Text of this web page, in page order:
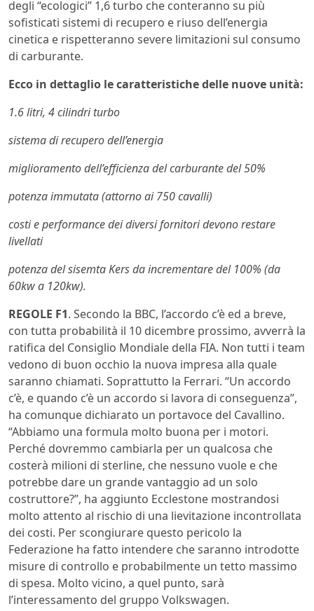
degli “ecologici” 1,6 turbo che conteranno su più
sofisticati sistemi di recupero e riuso dell’energia
cinetica e rispetteranno severe limitazioni sul consumo
di carburante.
Ecco in dettaglio le caratteristiche delle nuove unità:
1.6 litri, 4 cilindri turbo
sistema di recupero dell’energia
miglioramento dell’efficienza del carburante del 50%
potenza immutata (attorno ai 750 cavalli)
costi e performance dei diversi fornitori devono restare
livellati
potenza del sisemta Kers da incrementare del 100% (da
60kw a 120kw).
REGOLE F1. Secondo la BBC, l’accordo c’è ed a breve,
con tutta probabilità il 10 dicembre prossimo, avverrà la
ratifica del Consiglio Mondiale della FIA. Non tutti i team
vedono di buon occhio la nuova impresa alla quale
saranno chiamati. Soprattutto la Ferrari. “Un accordo
c’è, e quando c’è un accordo si lavora di conseguenza”,
ha comunque dichiarato un portavoce del Cavallino.
“Abbiamo una formula molto buona per i motori.
Perché dovremmo cambiarla per un qualcosa che
costerà milioni di sterline, che nessuno vuole e che
potrebbe dare un grande vantaggio ad un solo
costruttore?”, ha aggiunto Ecclestone mostrandosi
molto attento al rischio di una lievitazione incontrollata
dei costi. Per scongiurare questo pericolo la
Federazione ha fatto intendere che saranno introdotte
misure di controllo e probabilmente un tetto massimo
di spesa. Molto vicino, a quel punto, sarà
l’interessamento del gruppo Volkswagen.